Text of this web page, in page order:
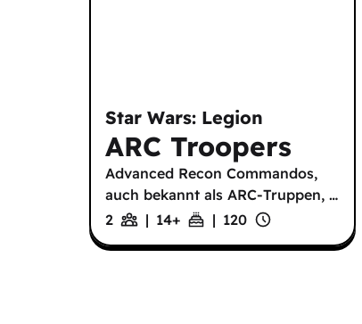
Star Wars: Legion
ARC Troopers
Advanced Recon Commandos,
auch bekannt als ARC-Truppen, …
2
| 14+ | 120